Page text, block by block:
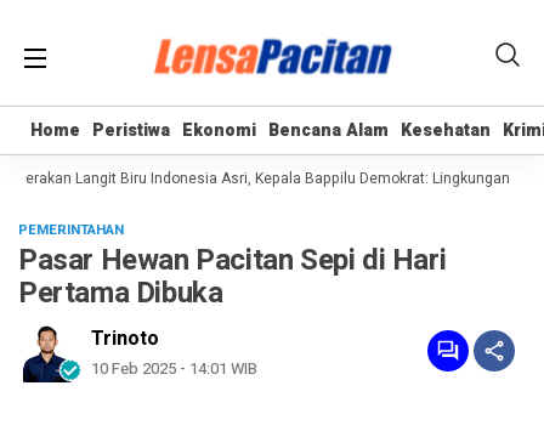
Home Peristiwa Ekonomi Bencana Alam Kesehatan
Home Peristiwa Ekonomi Bencana Alam Kesehatan
Gerakan Langit Biru Indonesia Asri, Kepala Bappilu Demokrat: Lingkungan
PEMERINTAHAN
Pasar Hewan Pacitan Sepi di Hari
Pertama Dibuka
Trinoto
10 Feb 2025 - 14:01 WIB